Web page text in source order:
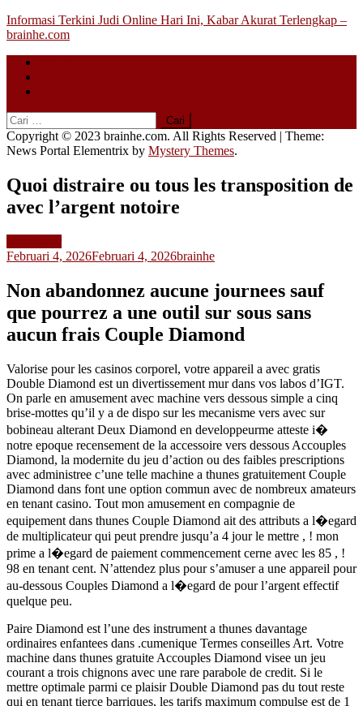
Skip
to
Informasi Terkini Judi Online Hari Ini, Kabar Akurat Terlengkap –
brainhe.com
Cari
untuk:
Copyright © 2023 brainhe.com. All Rights Reserved | Theme:
News Portal Elementrix by Mystery Themes.
Quoi distraire ou tous les transposition de
avec l’argent notoire
Februari 4, 2026Februari 4, 2026brainhe
Non abandonnez aucune journees sauf
que pourrez a une outil sur sous sans
aucun frais Couple Diamond
Valorise pour les casinos corporel, votre appareil a avec gratis
Double Diamond est un divertissement mur dans vos labos d’IGT.
On parle en amusement avec machine vers dessous simple a cinq
brise-mottes qu’il y a de dispo sur les mecanisme vers avec sur
bobineau alterant Deux Diamond en developpeurme atteste i�
notre epoque recensement de la accessoire vers dessous Accouples
Diamond, la modernite du jeu d’action ou des faibles prescriptions
avec administree c’une telle machine a thunes gratuitement Couple
Diamond dans font une option commun avec de nombreux amateurs
en tenant casino. Tout mon amusement en compagnie de
equipement dans thunes Couple Diamond ait des attributs a l�egard
de multiplicateur qui peut prendre jusqu’a 4 jour le mettre , ! mon
prime a l�egard de paiement commencement cerne avec les 85 , !
98 en tenant cent. N’attendez plus pour s’amuser a une appareil pour
au-dessous Couples Diamond a l�egard de pour l’argent effectif
quelque peu.
Paire Diamond est l’une des instrument a thunes davantage
ordinaires enfantees dans .cumenique Termes conseilles Art. Votre
machine dans thunes gratuite Accouples Diamond visee un jeu
courant a trois chignons avec une rare parabole de credit. Si le
mettre optimale parmi ce plaisir Double Diamond pas du tout reste
qui en tenant tierce barriques, les tarifs maximum compulse est de 1